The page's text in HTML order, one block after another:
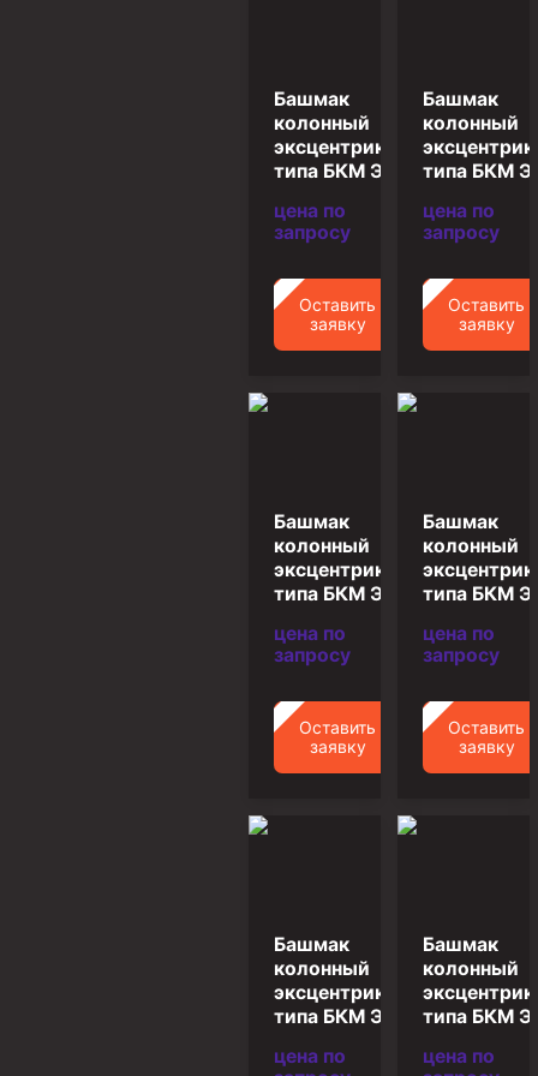
Оборудование для трубопроводов и манифольдов
Системы верхнего привода (СВП)
Циркуляционные системы и оборудование для
приготовления и очистки бурового раствора
Технологическая оснастка обсадных колонн
Патрубки цементировочные ПЦ
Головки цементировочные универсальные
Устройство экранирующее для цементирования
Кольца ограничительные ПЦ и ЦЦ
Краны шаровые и пробковые
Муфты ступенчатого цементирования
Башмак
колонный
эксцентриковый
типа БКМ Э-324
цена по
запросу
Оставить
заявку
Башмак
колонный
типа БКМ
цена по
запросу
Оставить
заявку
Башмак
колонный
эксцентриковый
типа БКМ Э-102
цена по
запросу
Оставить
заявку
Башмак
колонный
типа БКМ Э
цена по
запросу
Оставить
заявку
Башмак
колонный
эксцентриковый
типа БКМ Э-127
цена по
Башмак
колонный
типа БКМ
цена по